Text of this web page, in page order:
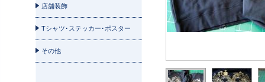
屋上看板
A型看板
袖看板
ウィンドウサイン
店舗装飾
Tシャツ･ステッカー･ポスター
Tシャツ
ステッカー
その他